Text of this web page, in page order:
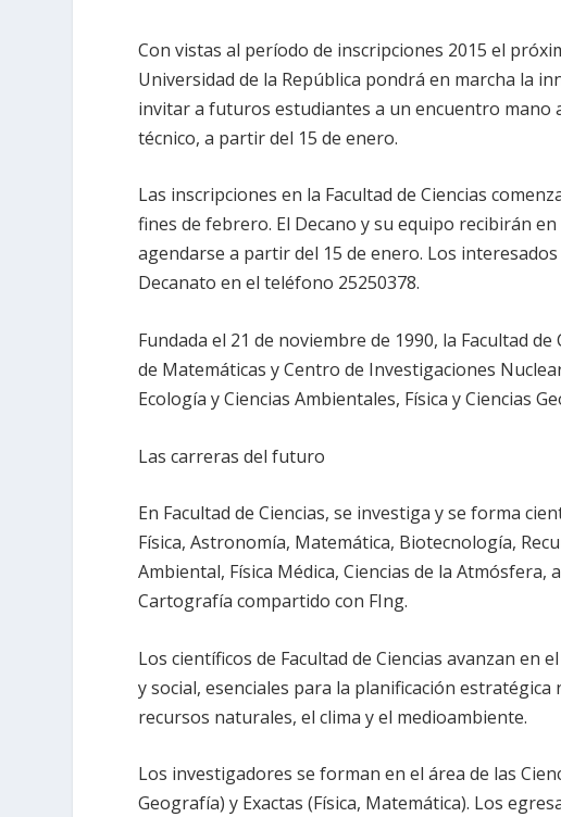
Con vistas al período de inscripciones 2015 el
Universidad de la República pondrá en marcha la
invitar a futuros estudiantes a un encuentro mano
técnico, a partir del 15 de enero.
Las inscripciones en la Facultad de Ciencias
fines de febrero. El Decano y su equipo recibirán
agendarse a partir del 15 de enero. Los
Decanato en el teléfono 25250378.
Fundada el 21 de noviembre de 1990, la Facultad
de Matemáticas y Centro de Investigaciones
Ecología y Ciencias Ambientales, Física y Ciencias
Las carreras del futuro
En Facultad de Ciencias, se investiga y se forma
Física, Astronomía, Matemática, Biotecnología,
Ambiental, Física Médica, Ciencias de la
Cartografía compartido con FIng.
Los científicos de Facultad de Ciencias avanzan en
y social, esenciales para la planificación
recursos naturales, el clima y el medioambiente.
Los investigadores se forman en el área de las
Geografía) y Exactas (Física, Matemática). Los